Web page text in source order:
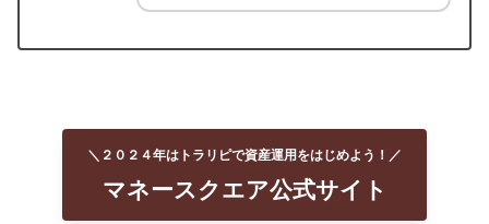
＼２０２４年はトラリピで資産運用をはじめよう！／
マネースクエア公式サイト